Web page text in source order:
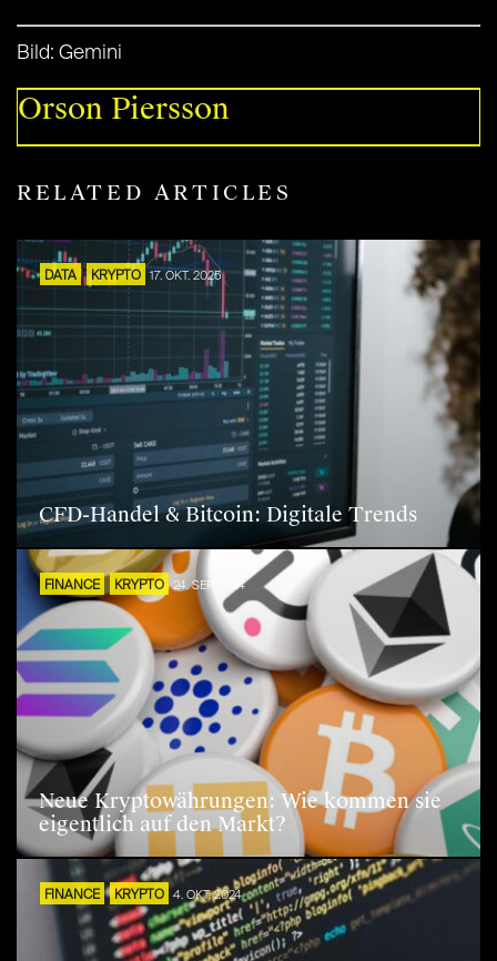
Bild: Gemini
Orson Piersson
RELATED ARTICLES
DATA KRYPTO 17. OKT. 2025
CFD-Handel & Bitcoin: Digitale Trends
FINANCE KRYPTO 24. SEP. 2024
Neue Kryptowährungen: Wie kommen sie
eigentlich auf den Markt?
FINANCE KRYPTO 4. OKT. 2024